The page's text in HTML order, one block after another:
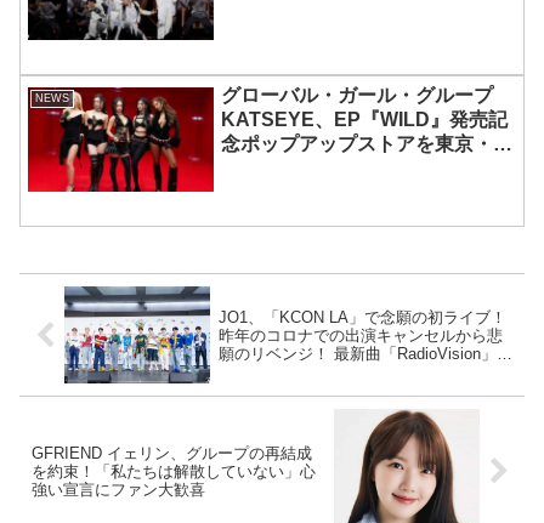
NEWS
グローバル・ガール・グループ
KATSEYE、EP『WILD』発売記
念ポップアップストアを東京・原
JO1、「KCON LA」で念願の初ライブ！
昨年のコロナでの出演キャンセルから悲
願のリベンジ！ 最新曲「RadioVision」披
GFRIEND イェリン、グループの再結成
を約束！「私たちは解散していない」心
強い宣言にファン大歓喜